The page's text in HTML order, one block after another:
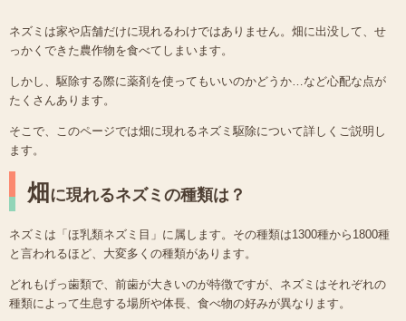
ネズミは家や店舗だけに現れるわけではありません。畑に出没して、せ
っかくできた農作物を食べてしまいます。
しかし、駆除する際に薬剤を使ってもいいのかどうか…など心配な点が
たくさんあります。
そこで、このページでは畑に現れるネズミ駆除について詳しくご説明し
ます。
畑 に現れるネズミの種類は？
ネズミは「ほ乳類ネズミ目」に属します。その種類は1300種から1800種
と言われるほど、大変多くの種類があります。
どれもげっ歯類で、前歯が大きいのが特徴ですが、ネズミはそれぞれの
種類によって生息する場所や体長、食べ物の好みが異なります。